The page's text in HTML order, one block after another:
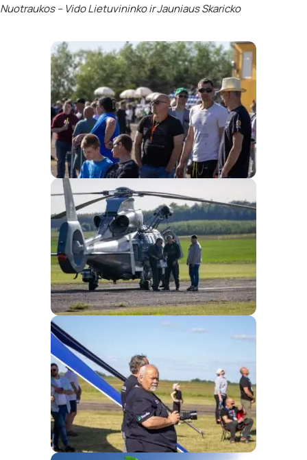
Nuotraukos – Vido Lietuvininko ir Jauniaus Skaricko